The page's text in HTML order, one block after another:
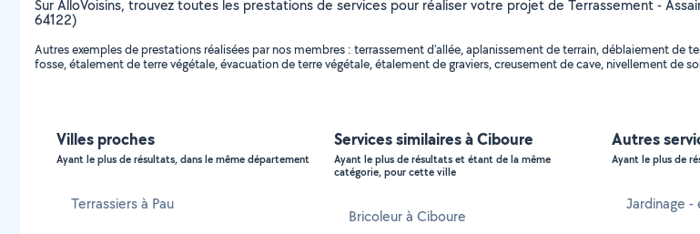
Sur AlloVoisins, trouvez toutes les prestations de services pour réaliser votre projet de Terrassement -
64122)
Autres exemples de prestations réalisées par nos membres : terrassement d'allée, aplanissement de terrain, déblaiement de
fosse, étalement de terre végétale, évacuation de terre végétale, étalement de graviers, creusement de cave, nivellement de
Villes proches
Ayant le plus de résultats, dans le même département
Terrassiers à Pau
Services similaires à Ciboure
Ayant le plus de résultats et étant de la même
catégorie, pour cette ville
Bricoleur à Ciboure
Autres
Ayant le plus de
Jardinage